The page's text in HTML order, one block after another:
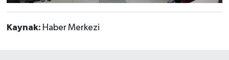
Kaynak: Haber Merkezi